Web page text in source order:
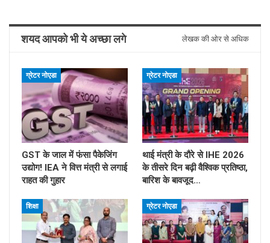
शयद आपको भी ये अच्छा लगे लेखक की ओर से अधिक
ग्रेटर नोएडा
GST के जाल में फंसा पैकेजिंग
उद्योग! IEA ने वित्त मंत्री से लगाई
राहत की गुहार
ग्रेटर नोएडा
थाई मंत्री के दौरे से IHE 2026
के तीसरे दिन बढ़ी वैश्विक प्रतिष्ठा,
बारिश के बावजूद…
शिक्षा ग्रेटर नोएडा